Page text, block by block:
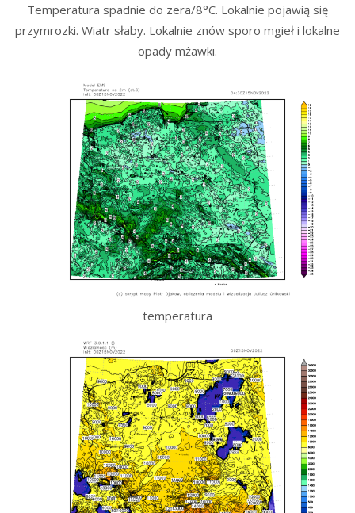
Temperatura spadnie do zera/8°C. Lokalnie pojawią się
przymrozki. Wiatr słaby. Lokalnie znów sporo mgieł i lokalne
opady mżawki.
temperatura